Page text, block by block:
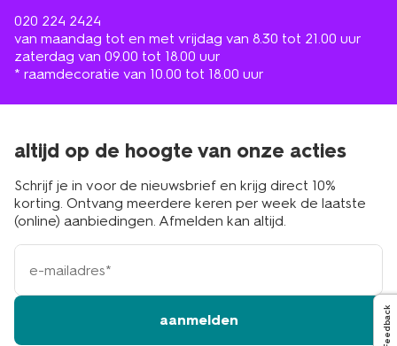
020 224 2424
van maandag tot en met vrijdag van 8.30 tot 21.00 uur
zaterdag van 09.00 tot 18.00 uur
* raamdecoratie van 10.00 tot 18.00 uur
altijd op de hoogte van onze acties
Schrijf je in voor de nieuwsbrief en krijg direct 10%
korting. Ontvang meerdere keren per week de laatste
(online) aanbiedingen. Afmelden kan altijd.
e-
mailadres
aanmelden Feedback